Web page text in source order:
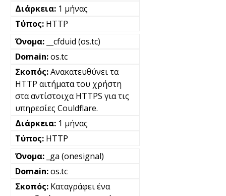
1 μήνας
HTTP
__cfduid (os.tc)
os.tc
Ανακατευθύνει τα
HTTP αιτήματα του χρήστη
στα αντίστοιχα HTTPS για τις
υπηρεσίες Couldflare.
1 μήνας
HTTP
_ga (onesignal)
os.tc
Καταγράφει ένα